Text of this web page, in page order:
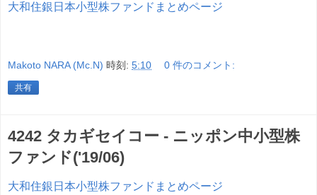
大和住銀日本小型株ファンドまとめページ
Makoto NARA (Mc.N) 時刻: 5:10 0 件のコメント:
共有
4242 タカギセイコー - ニッポン中小型株
ファンド('19/06)
大和住銀日本小型株ファンドまとめページ